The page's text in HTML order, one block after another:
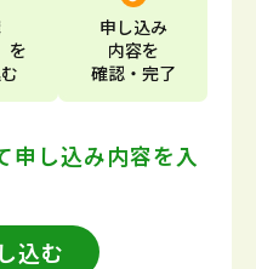
を
申し込み
内容を
確認・完了
申し込み内容を入
込む